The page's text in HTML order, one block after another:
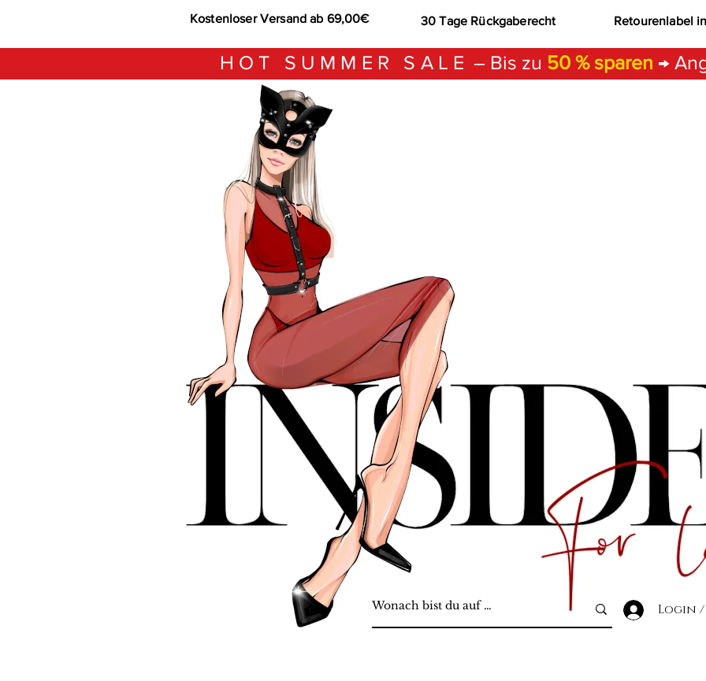
Kostenloser Versand ab 69,00€ 30 Tage Rückgaberecht Retourenlabel
HOT SUMMER SALE – Bis zu 50 % sparen →
Login /